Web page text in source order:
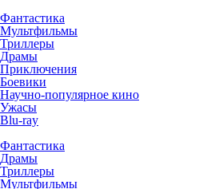
Фантастика
Мультфильмы
Триллеры
Драмы
Приключения
Боевики
Научно-популярное кино
Ужасы
Blu-ray
Фантастика
Драмы
Триллеры
Мультфильмы